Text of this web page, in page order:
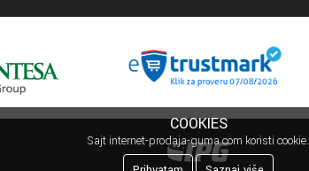
COOKIES
Sajt internet-prodaja-guma.com koristi cookie.